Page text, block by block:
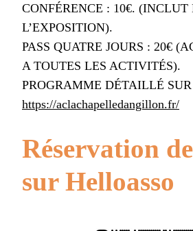
CONFÉRENCE : 10€. (INCLUT
L’EXPOSITION).
PASS QUATRE JOURS : 20€
A TOUTES LES ACTIVITÉS).
PROGRAMME DÉTAILLÉ SUR
https://aclachapelledangillon.fr/
Réservation
sur Helloasso